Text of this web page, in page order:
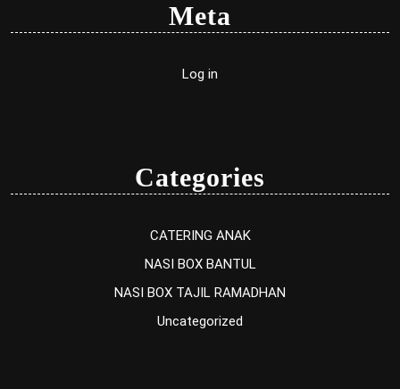
Meta
Log in
Categories
CATERING ANAK
NASI BOX BANTUL
NASI BOX TAJIL RAMADHAN
Uncategorized